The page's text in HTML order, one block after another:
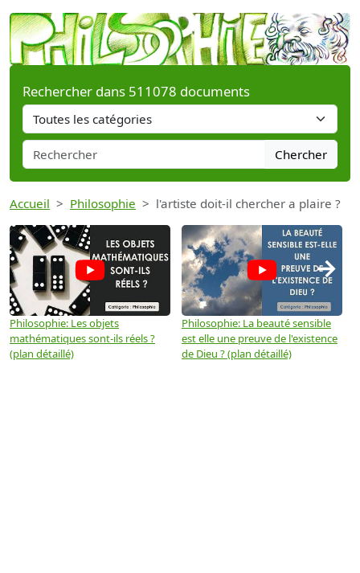
Rechercher dans 511078 documents
Chercher
Accueil Philosophie l'artiste doit-il chercher a plaire ?
Philosophie: Les objets
mathématiques sont-ils réels ?
(plan détaillé)
Philosophie: La beauté sensible
est elle une preuve de l'existence
de Dieu ? (plan détaillé)
→